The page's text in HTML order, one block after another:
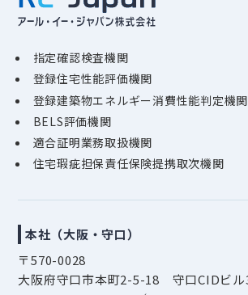
指定確認検査機関
登録住宅性能評価機関
登録建築物エネルギー消費性能判定機関
BELS評価機関
適合証明業務取扱機関
住宅瑕疵担保責任保険提携取次機関
本社 （大阪・守口）
〒570-0028
大阪府守口市本町2-5-18 守口CIDビル